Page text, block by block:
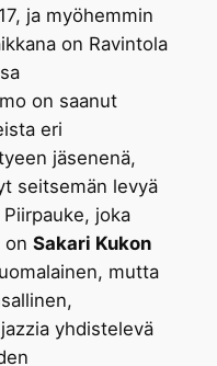
ja myöhemmin
on Ravintola
on saanut
eri
jäsenenä,
seitsemän levyä
joka
on Sakari Kukon
mutta
yhdistelevä